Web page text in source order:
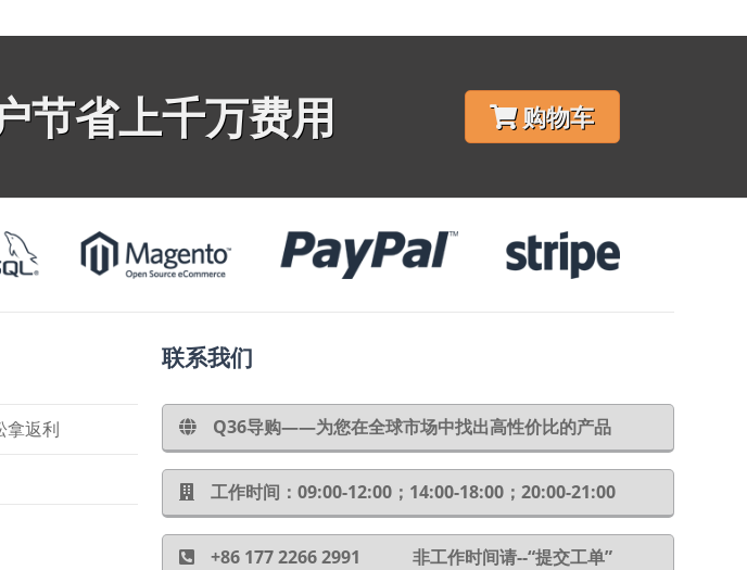
节省上千万费用 购物车
拿返利
联系我们
Q36导购——为您在全球市场中找出高性价比的产品
工作时间：09:00-12:00；14:00-18:00；20:00-21:00
+86 177 2266 2991 非工作时间请--“提交工单”